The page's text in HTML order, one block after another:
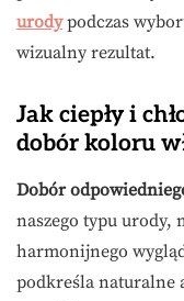
urodypodczas
wizualny rezultat.
Jak ciepły i
dobór koloru
Dobór
naszego typu urody,
harmonijnego
podkreśla naturalne